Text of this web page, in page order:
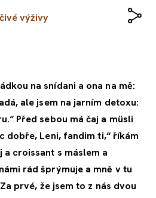
výživy
na snídani a ona na mě:
ale jsem na jarním detoxu:
Před sebou má čaj a müsli
dobře, Leni, fandim ti,“ říkám
a croissant s máslem a
rád šprýmuje a mně v tu
prvé, že jsem to z nás dvou